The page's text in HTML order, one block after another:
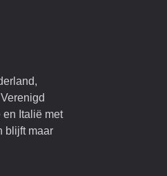
Italië met
blijft maar